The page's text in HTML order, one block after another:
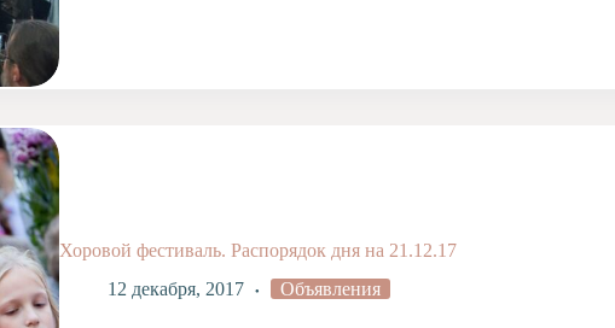
Хоровой фестиваль. Распорядок дня на 21.12.17
12 декабря, 2017
Объявления